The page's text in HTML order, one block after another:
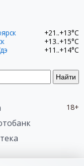
Найти
+21..+13°C
+13..+15°C
+11..+14°C
18+